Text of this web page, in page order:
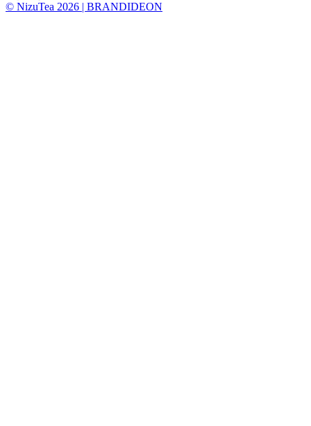
© NizuTea 2026 | BRANDIDEON